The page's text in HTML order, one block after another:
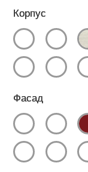
Корпус
Фасад